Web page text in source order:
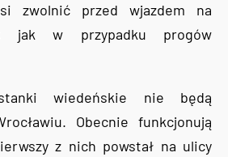
zwolnić przed wjazdem na
jak w przypadku progów
wiedeńskie nie będą
Obecnie funkcjonują
z nich powstał na ulicy